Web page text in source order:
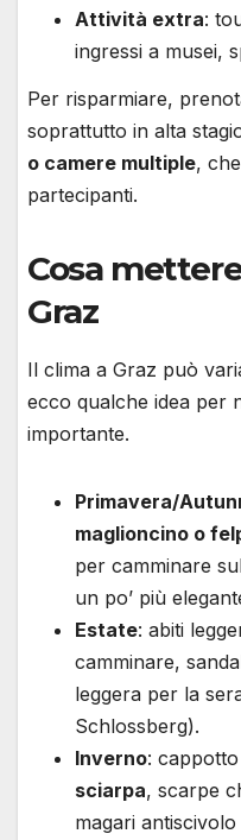
Attività extra:
ingressi a musei,
Per risparmiare,
soprattutto in alta
o camere multiple,
partecipanti.
Cosa
Graz
Il clima a Graz può
ecco qualche idea per
importante.
Primavera/
maglioncino o
per camminare
un po’ più
Estate: abiti
camminare,
leggera per la
Schlossberg).
Inverno:
sciarpa, scarpe
magari